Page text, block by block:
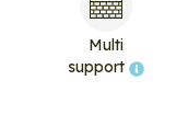
Multi
support